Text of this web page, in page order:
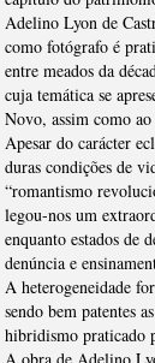
Adelino Lyon de
como fotógrafo é
entre meados da
cuja temática se
Novo, assim como
Apesar do carácter
duras condições de
“romantismo
legou-nos um
enquanto estados de
denúncia e
A heterogeneidade
sendo bem patentes
hibridismo praticado